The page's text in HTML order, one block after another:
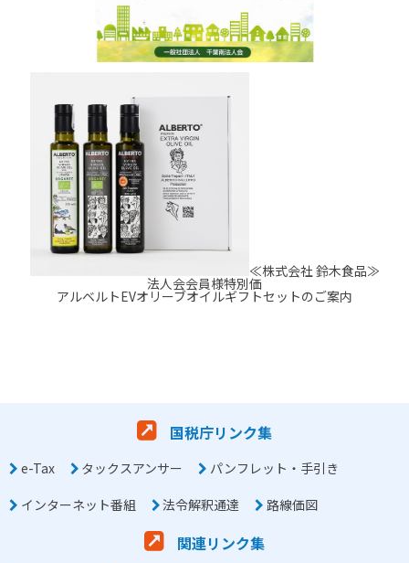
≪株式会社 鈴木食品≫
法人会会員様特別価
アルベルトEVオリーブオイルギフトセットのご案内
国税庁リンク集
e-Tax タックスアンサー
パンフレット・手引き
インターネット番組
法令解釈通達 路線価図
関連リンク集